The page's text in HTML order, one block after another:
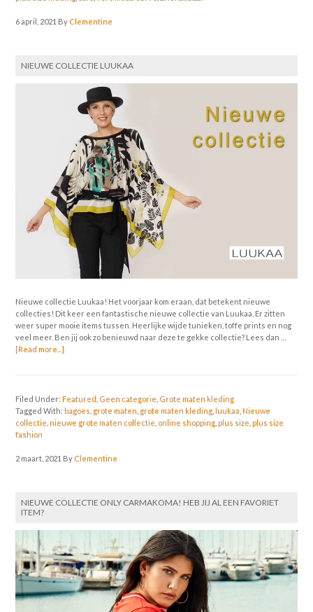
6 april, 2021 By Clementine
NIEUWE COLLECTIE LUUKAA
Nieuwe collectie Luukaa! Het voorjaar kom eraan, dat betekent nieuwe
collecties! Dit keer een fantastische nieuwe collectie van Luukaa. Er zitten
weer super mooie items tussen. Heerlijke wijde tunieken, toffe prints en nog
veel meer. Ben jij ook zo benieuwd naar deze te gekke collectie? Lees dan …
[Read more...]
Filed Under:Featured Geen categorie Grote maten kleding
Tagged With:bagoes grote maten grote maten kleding ,luukaa ,Nieuwe
collectie ,nieuwe grote maten collectie online shopping ,plus size ,plus size
fashion
2 maart, 2021 By Clementine
NIEUWE COLLECTIE ONLY CARMAKOMA! HEB JIJ AL EEN FAVORIET
ITEM?